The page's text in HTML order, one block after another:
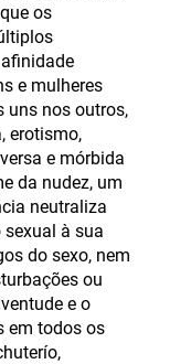
os
e mulheres
uns nos outros,
erotismo,
e mórbida
da nudez, um
neutraliza
sexual à sua
do sexo, nem
ou
e o
em todos os